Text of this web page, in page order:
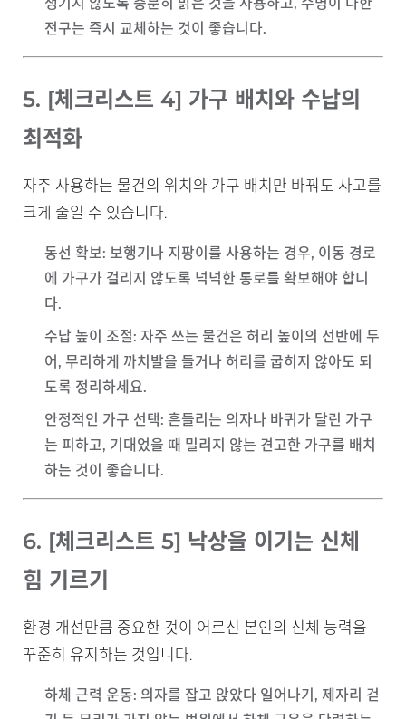
전구는 즉시 교체하는 것이 좋습니다.
5. [체크리스트 4] 가구 배치와 수납의
최적화
자주 사용하는 물건의 위치와 가구 배치만 바꿔도 사고를
크게 줄일 수 있습니다.
동선 확보: 보행기나 지팡이를 사용하는 경우, 이동 경로
에 가구가 걸리지 않도록 넉넉한 통로를 확보해야 합니
다.
수납 높이 조절: 자주 쓰는 물건은 허리 높이의 선반에 두
어, 무리하게 까치발을 들거나 허리를 굽히지 않아도 되
도록 정리하세요.
안정적인 가구 선택: 흔들리는 의자나 바퀴가 달린 가구
는 피하고, 기대었을 때 밀리지 않는 견고한 가구를 배치
하는 것이 좋습니다.
6. [체크리스트 5] 낙상을 이기는 신체
힘 기르기
환경 개선만큼 중요한 것이 어르신 본인의 신체 능력을
꾸준히 유지하는 것입니다.
하체 근력 운동: 의자를 잡고 앉았다 일어나기, 제자리 걷